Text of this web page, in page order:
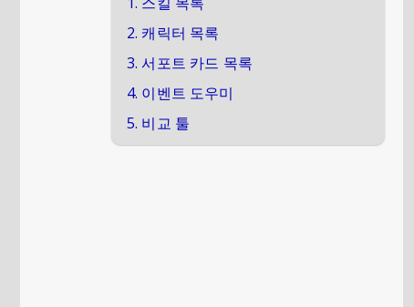
2. 캐릭터 목록
3. 서포트 카드 목록
4. 이벤트 도우미
5. 비교 툴